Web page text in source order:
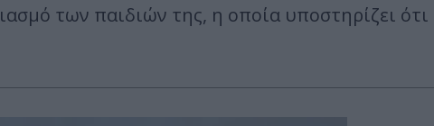
των παιδιών της, η οποία υποστηρίζει